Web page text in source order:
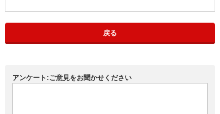
戻る
アンケート:ご意見をお聞かせください